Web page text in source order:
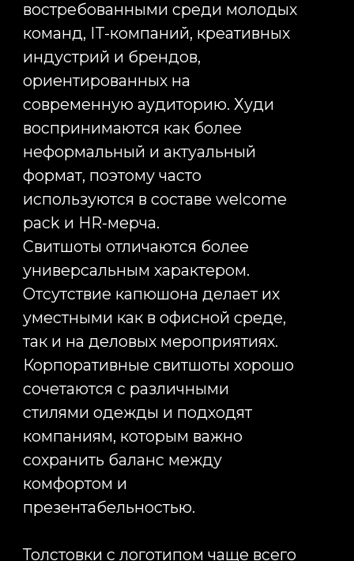
Оставить заявку
Нажимая кнопку «Отправить», я даю свое
согласие на обработку моих персональных
от 27.07.2006 года №152-ФЗ «О персональных
данных», на условиях и для целей, определенных